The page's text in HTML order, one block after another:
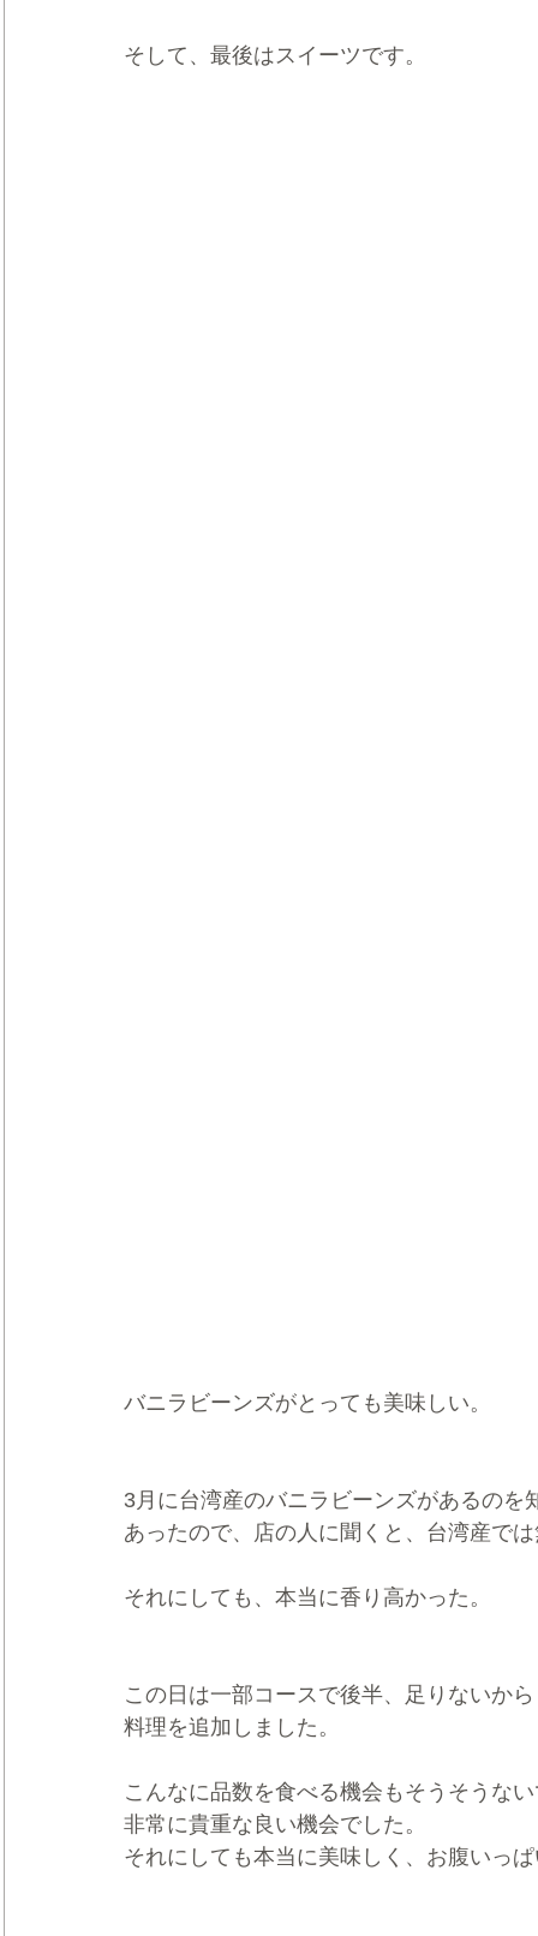
そして、最後はスイーツです。
バニラビーンズがとっても美味しい。
3月に台湾産のバニラビーンズがあるのを
あったので、店の人に聞くと、台湾産で
それにしても、本当に香り高かった。
この日は一部コースで後半、足りないか
料理を追加しました。
こんなに品数を食べる機会もそうそうな
非常に貴重な良い機会でした。
それにしても本当に美味しく、お腹いっ